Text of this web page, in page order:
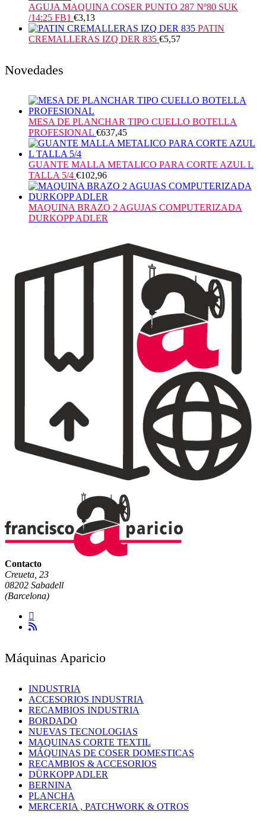
AGUJA MAQUINA COSER PUNTO 287 Nº80 SUK
/14:25 FB1 €3,13
PATIN
CREMALLERAS IZQ DER 835 €5,57
Novedades
MESA DE PLANCHAR TIPO CUELLO BOTELLA
PROFESIONAL €637,45
GUANTE MALLA METALICO PARA CORTE AZUL L
TALLA 5/4 €102,96
MAQUINA BRAZO 2 AGUJAS COMPUTERIZADA
DURKOPP ADLER
Contacto
Creueta, 23
08202 Sabadell
(Barcelona)
Máquinas Aparicio
INDUSTRIA
ACCESORIOS INDUSTRIA
RECAMBIOS INDUSTRIA
BORDADO
NUEVAS TECNOLOGIAS
MAQUINAS CORTE TEXTIL
MÁQUINAS DE COSER DOMESTICAS
RECAMBIOS & ACCESORIOS
DÜRKOPP ADLER
BERNINA
PLANCHA
MERCERIA , PATCHWORK & OTROS